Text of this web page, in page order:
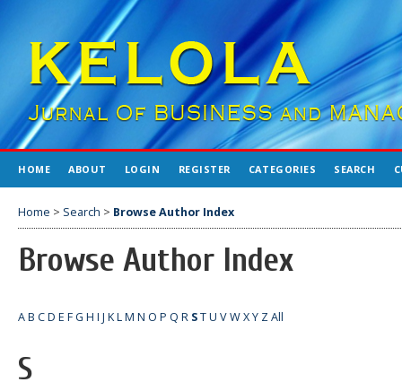
HOME ABOUT LOGIN REGISTER CATEGORIES SEARCH
Home > Search > Browse Author Index
Browse Author Index
AB CD E FG H I J KLM N O P Q R STU VWXY ZAll
S